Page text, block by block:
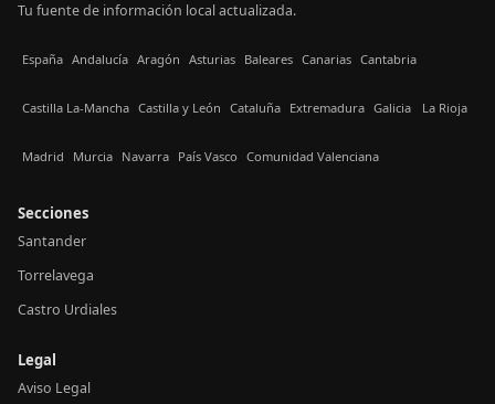
Tu fuente de información local actualizada.
España Andalucía Aragón Asturias Baleares Canarias Cantabria
Castilla La-Mancha Castilla y León Cataluña Extremadura Galicia La Rioja
Madrid Murcia Navarra País Vasco Comunidad Valenciana
Secciones
Santander
Torrelavega
Castro Urdiales
Legal
Aviso Legal